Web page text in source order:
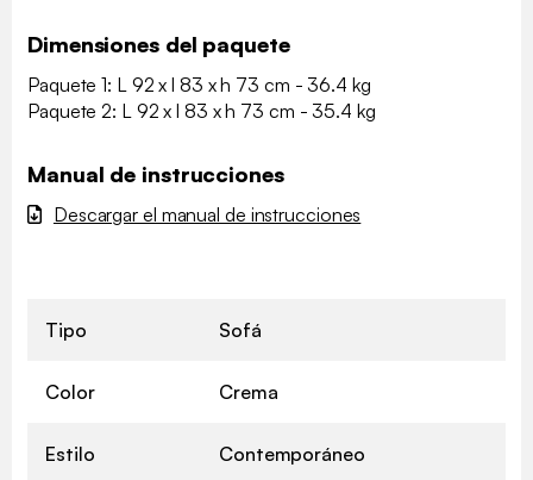
Dimensiones del paquete
Paquete 1: L 92 x l 83 x h 73 cm - 36.4 kg
Paquete 2: L 92 x l 83 x h 73 cm - 35.4 kg
Manual de instrucciones
Descargar el manual de instrucciones
Tipo Sofá
Color Crema
Estilo Contemporáneo